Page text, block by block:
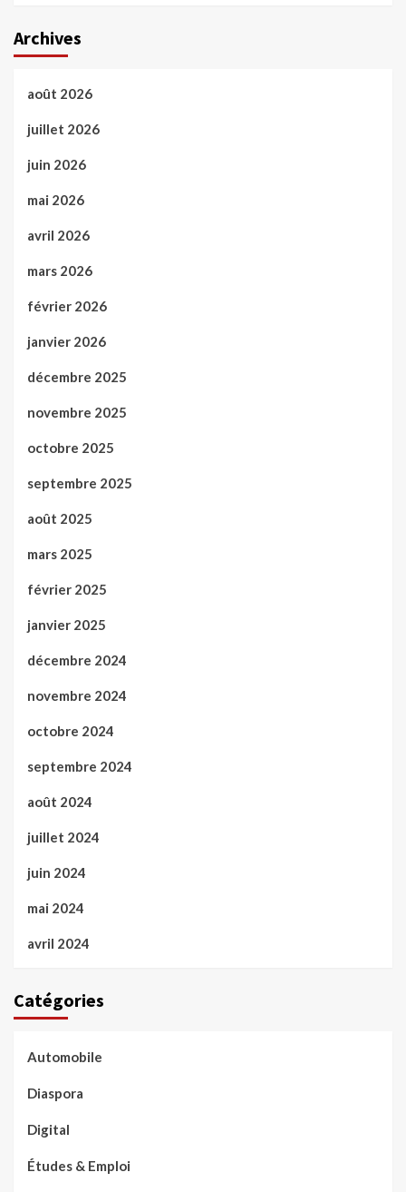
Archives
août 2026
juillet 2026
juin 2026
mai 2026
avril 2026
mars 2026
février 2026
janvier 2026
décembre 2025
novembre 2025
octobre 2025
septembre 2025
août 2025
mars 2025
février 2025
janvier 2025
décembre 2024
novembre 2024
octobre 2024
septembre 2024
août 2024
juillet 2024
juin 2024
mai 2024
avril 2024
Catégories
Automobile
Diaspora
Digital
Études & Emploi